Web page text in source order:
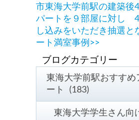
市東海大学前駅の建築後
パートを９部屋に対し
し込みをいただき抽選と
ート満室事例>>
東海大学前駅おすすめ
ート (183)
東海大学学生さん向